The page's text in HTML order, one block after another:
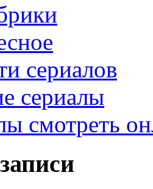
сериалов
сериалы
смотреть